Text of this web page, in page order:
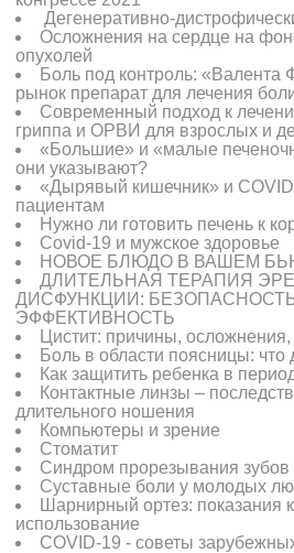
Дегенеративно-
Осложнения на сердце на
опухолей
Боль под контроль: «Валента
рынок препарат для лечения
Современный подход к
гриппа и ОРВИ для взрослых и
«Большие» и «малые
они указывают?
«Дырявый кишечник» и
пациентам
Нужно ли готовить печень к
Covid-19 и мужское здоровье
НОВОЕ БЛЮДО В ВАШЕМ
ДЛИТЕЛЬНАЯ ТЕРАПИЯ
ДИСФУНКЦИИ:
ЭФФЕКТИВНОСТЬ
Цистит: причины, осложнения,
Боль в области поясницы: что
Как защитить ребенка в
Контактные линзы –
длительного ношения
Компьютеры и зрение
Стоматит
Синдром прорезывания зубов
Суставные боли у молодых
Шарнирный ортез: показания
использование
COVID-19 - советы